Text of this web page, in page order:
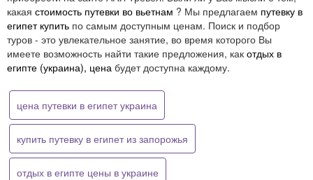
какая стоимость путевки во вьетнам ? Мы предлагаем путевку в
египет купить по самым доступным ценам. Поиск и подбор
туров - это увлекательное занятие, во время которого Вы
имеете возможность найти такие предложения, как отдых в
египте (украина), цена будет доступна каждому.
цена путевки в египет украина
купить путевку в египет из запорожья
отдых в египте цены в украине